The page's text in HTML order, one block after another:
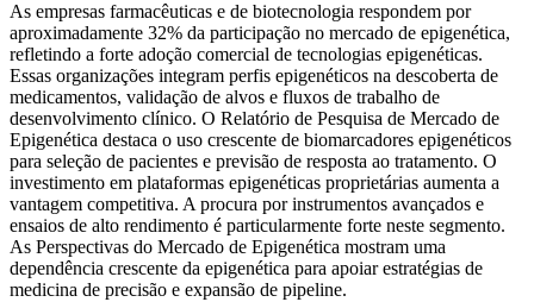
As empresas farmacêuticas e de biotecnologia respondem por
aproximadamente 32% da participação no mercado de epigenética,
refletindo a forte adoção comercial de tecnologias epigenéticas.
Essas organizações integram perfis epigenéticos na descoberta de
medicamentos, validação de alvos e fluxos de trabalho de
desenvolvimento clínico. O Relatório de Pesquisa de Mercado de
Epigenética destaca o uso crescente de biomarcadores epigenéticos
para seleção de pacientes e previsão de resposta ao tratamento. O
investimento em plataformas epigenéticas proprietárias aumenta a
vantagem competitiva. A procura por instrumentos avançados e
ensaios de alto rendimento é particularmente forte neste segmento.
As Perspectivas do Mercado de Epigenética mostram uma
dependência crescente da epigenética para apoiar estratégias de
medicina de precisão e expansão de pipeline.